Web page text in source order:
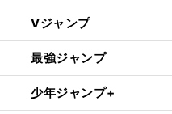
Vジャンプ
最強ジャンプ
少年ジャンプ+